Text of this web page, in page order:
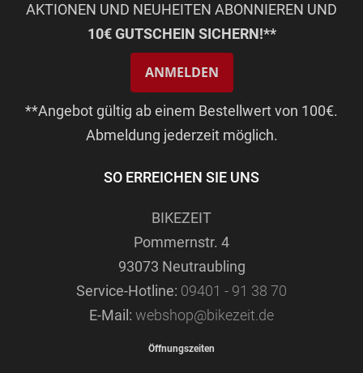
AKTIONEN UND NEUHEITEN ABONNIEREN UND
10€ GUTSCHEIN SICHERN!**
ANMELDEN
**Angebot gültig ab einem Bestellwert von 100€.
Abmeldung jederzeit möglich.
SO ERREICHEN SIE UNS
BIKEZEIT
Pommernstr. 4
93073 Neutraubling
Service-Hotline: 09401 - 91 38 70
E-Mail: webshop@bikezeit.de
Öffnungszeiten